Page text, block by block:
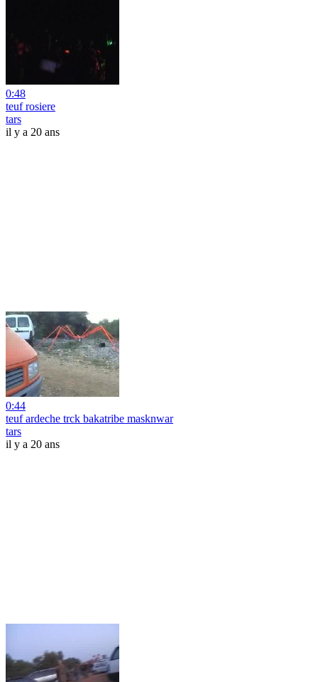
0:48
teuf rosiere
tars
il y a 20 ans
0:44
teuf ardeche trck bakatribe masknwar
tars
il y a 20 ans